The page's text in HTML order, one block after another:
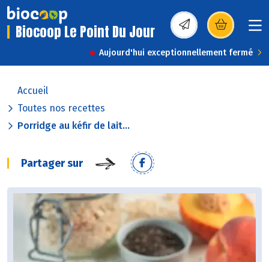
Biocoop Le Point Du Jour (s’ouvre dans une
Aujourd'hui exceptionnellement fermé
Accueil
Toutes nos recettes
Porridge au kéfir de lait...
Partager sur